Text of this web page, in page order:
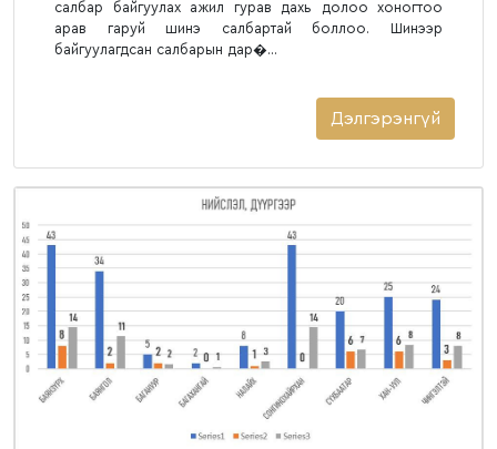
салбар байгуулах ажил гурав дахь долоо хоногтоо
арав гаруй шинэ салбартай боллоо. Шинээр
байгуулагдсан салбарын дар�...
Дэлгэрэнгүй